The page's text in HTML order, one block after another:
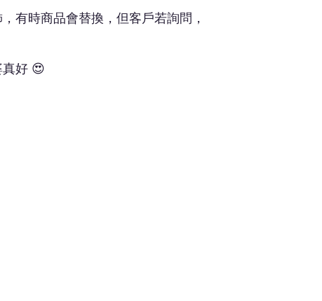
有時商品會替換，但客戶若詢問，
好 😍